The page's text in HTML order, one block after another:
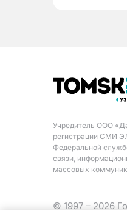
Учредитель ООО
регистрации СМИ
Федеральной
связи,
массовых
© 1997 – 2026